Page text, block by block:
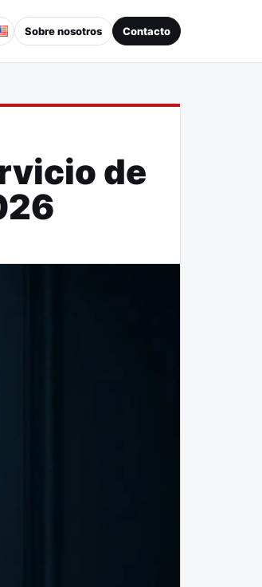
Sobre nosotros Contacto
de